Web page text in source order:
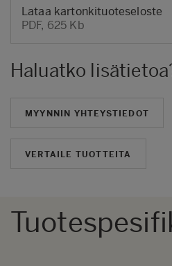
Lataa kartonkituoteseloste
PDF, 625 Kb
Haluatko
MYYNNIN YHTEYSTIEDOT
VERTAILE TUOTTEITA